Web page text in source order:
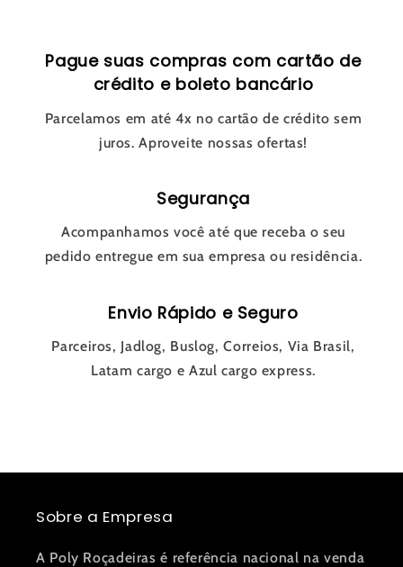
Pague suas compras com cartão de
crédito e boleto bancário
Parcelamos em até 4x no cartão de crédito sem
juros. Aproveite nossas ofertas!
Segurança
Acompanhamos você até que receba o seu
pedido entregue em sua empresa ou residência.
Envio Rápido e Seguro
Parceiros, Jadlog, Buslog, Correios, Via Brasil,
Latam cargo e Azul cargo express.
Sobre a Empresa
A Poly Roçadeiras é referência nacional na venda